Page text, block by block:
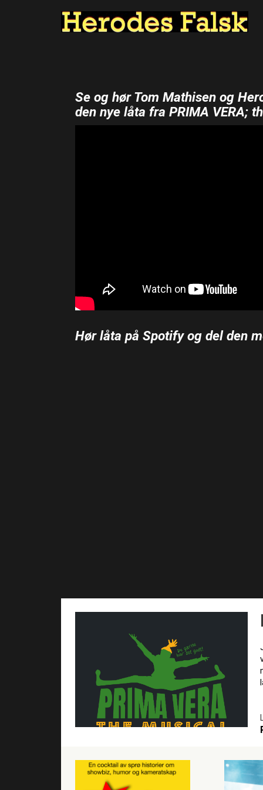
Se og hør Tom Mathisen og
den nye låta fra PRIMA VERA;
Hør låta på Spotify og del den